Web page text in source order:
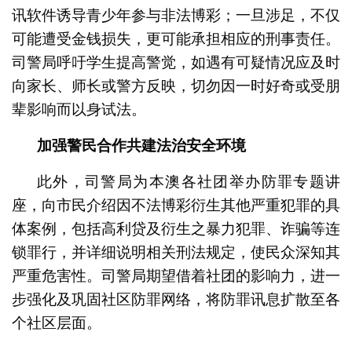
讯软件诱导青少年参与非法博彩；一旦涉足，不仅
可能遭受金钱损失，更可能承担相应的刑事责任。
司警局呼吁学生提高警觉，如遇有可疑情况应及时
向家长、师长或警方反映，切勿因一时好奇或受朋
辈影响而以身试法。
加强警民合作共建法治安全环境
此外，司警局为本澳各社团举办防罪专题讲
座，向市民介绍因不法博彩衍生其他严重犯罪的具
体案例，包括高利贷及衍生之暴力犯罪、诈骗等连
锁罪行，并详细说明相关刑法规定，使民众深知其
严重危害性。司警局期望借着社团的影响力，进一
步强化及巩固社区防罪网络，将防罪讯息扩散至各
个社区层面。